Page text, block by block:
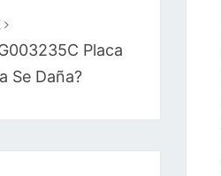
Placa
Se Daña?